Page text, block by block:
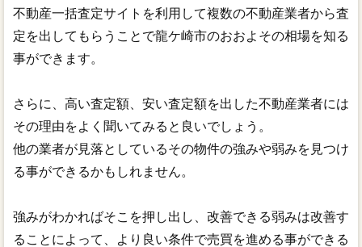
不動産一括査定サイトを利用して複数の不動産業者から査
定を出してもらうことで龍ケ崎市のおおよその相場を知る
事ができます。
さらに、高い査定額、安い査定額を出した不動産業者には
その理由をよく聞いてみると良いでしょう。
他の業者が見落としているその物件の強みや弱みを見つけ
る事ができるかもしれません。
強みがわかればそこを押し出し、改善できる弱みは改善す
ることによって、より良い条件で売買を進める事ができる